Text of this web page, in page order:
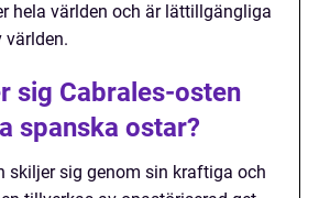
hela världen och är lättillgängliga
världen.
sig Cabrales-osten
spanska ostar?
skiljer sig genom sin kraftiga och